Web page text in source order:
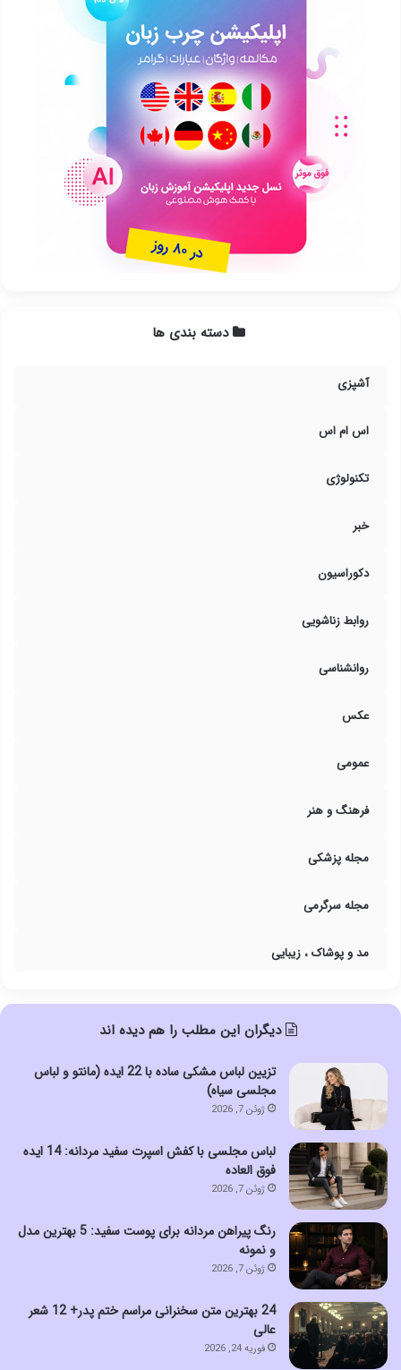
دسته بندی ها
آشپزی
اس ام اس
تکنولوژی
خبر
دکوراسیون
روابط زناشویی
روانشناسی
عکس
عمومی
فرهنگ و هنر
مجله پزشکی
مجله سرگرمی
مد و پوشاک ، زیبایی
دیگران این مطلب را هم دیده اند
تزیین لباس مشکی ساده با 22 ایده (مانتو و لباس
مجلسی سیاه)
ژوئن 7, 2026
لباس مجلسی با کفش اسپرت سفید مردانه: 14 ایده
فوق العاده
ژوئن 7, 2026
رنگ پیراهن مردانه برای پوست سفید: 5 بهترین مدل
و نمونه
ژوئن 7, 2026
24 بهترین متن سخنرانی مراسم ختم پدر+ 12 شعر
عالی
فوریه 24, 2026